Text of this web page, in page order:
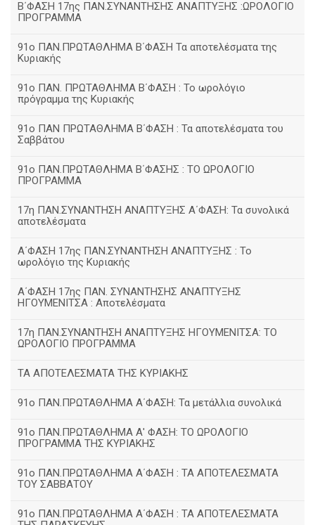
Β΄ΦΑΣΗ 17ης ΠΑΝ.ΣΥΝΑΝΤΗΣΗΣ ΑΝΑΠΤΥΞΗΣ :ΩΡΟΛΟΓΙΟ
ΠΡΟΓΡΑΜΜΑ
91ο ΠΑΝ.ΠΡΩΤΑΘΛΗΜΑ Β΄ΦΑΣΗ Τα αποτελέσματα της
Κυριακής
91ο ΠΑΝ. ΠΡΩΤΑΘΛΗΜΑ Β΄ΦΑΣΗ : Το ωρολόγιο
πρόγραμμα της Κυριακής
91ο ΠΑΝ ΠΡΩΤΑΘΛΗΜΑ Β΄ΦΑΣΗ : Τα αποτελέσματα του
Σαββάτου
91ο ΠΑΝ.ΠΡΩΤΑΘΛΗΜΑ Β΄ΦΑΣΗΣ : ΤΟ ΩΡΟΛΟΓΙΟ
ΠΡΟΓΡΑΜΜΑ
17η ΠΑΝ.ΣΥΝΑΝΤΗΣΗ ΑΝΑΠΤΥΞΗΣ Α΄ΦΑΣΗ: Τα συνολικά
αποτελέσματα
Α΄ΦΑΣΗ 17ης ΠΑΝ.ΣΥΝΑΝΤΗΣΗ ΑΝΑΠΤΥΞΗΣ : Το
ωρολόγιο της Κυριακής
Α΄ΦΑΣΗ 17ης ΠΑΝ. ΣΥΝΑΝΤΗΣΗΣ ΑΝΑΠΤΥΞΗΣ
ΗΓΟΥΜΕΝΙΤΣΑ : Αποτελέσματα
17η ΠΑΝ.ΣΥΝΑΝΤΗΣΗ ΑΝΑΠΤΥΞΗΣ ΗΓΟΥΜΕΝΙΤΣΑ: ΤΟ
ΩΡΟΛΟΓΙΟ ΠΡΟΓΡΑΜΜΑ
ΤΑ ΑΠΟΤΕΛΕΣΜΑΤΑ ΤΗΣ ΚΥΡΙΑΚΗΣ
91ο ΠΑΝ.ΠΡΩΤΑΘΛΗΜΑ Α΄ΦΑΣΗ: Τα μετάλλια συνολικά
91ο ΠΑΝ.ΠΡΩΤΑΘΛΗΜΑ Α' ΦΑΣΗ: ΤΟ ΩΡΟΛΟΓΙΟ
ΠΡΟΓΡΑΜΜΑ ΤΗΣ ΚΥΡΙΑΚΗΣ
91ο ΠΑΝ.ΠΡΩΤΑΘΛΗΜΑ Α΄ΦΑΣΗ : ΤΑ ΑΠΟΤΕΛΕΣΜΑΤΑ
ΤΟΥ ΣΑΒΒΑΤΟΥ
91ο ΠΑΝ.ΠΡΩΤΑΘΛΗΜΑ Α΄ΦΑΣΗ : ΤΑ ΑΠΟΤΕΛΕΣΜΑΤΑ